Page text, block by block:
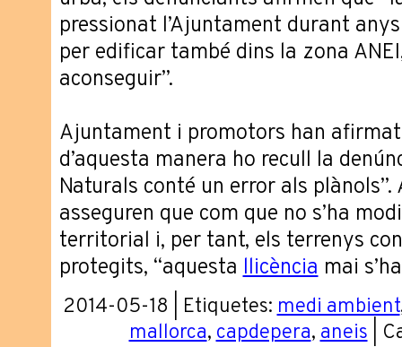
pressionat l’Ajuntament durant
per edificar també dins la zona
aconseguir”.
Ajuntament i promotors han
d’aquesta manera ho recull la
Naturals conté un error als plànols”.
asseguren que com que no s’ha
territorial i, per tant, els terrenys
protegits, “aquestallicènciamai
2014-05-18 | Etiquetes:medi ambient
mallorca,capdepera,aneis|